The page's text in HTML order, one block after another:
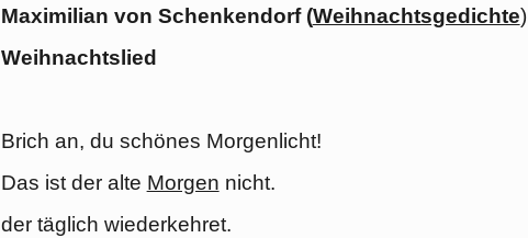
Maximilian von Schenkendorf (Weihnachtsgedichte)
Weihnachtslied
Brich an, du schönes Morgenlicht!
Das ist der alte Morgen nicht.
der täglich wiederkehret.